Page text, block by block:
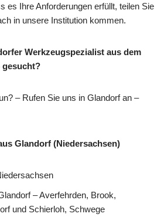
es Ihre Anforderungen erfüllt, teilen Sie
in unsere Institution kommen.
Werkzeugspezialist aus dem
gesucht?
– Rufen Sie uns in Glandorf an –
Glandorf (Niedersachsen)
– Averfehrden, Brook,
und Schierloh, Schwege